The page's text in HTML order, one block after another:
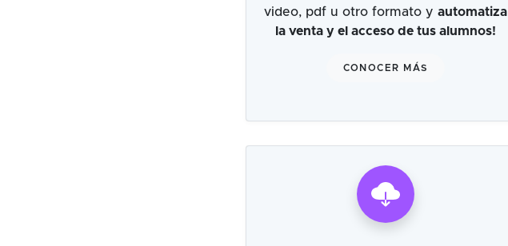
video, pdf u otro formato y automatiza
la venta y el acceso de tus alumnos!
CONOCER MÁS